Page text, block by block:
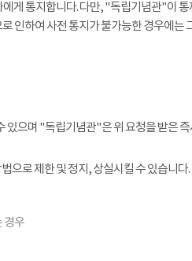
게 통지합니다. 다만, "독립기념관"이 통
인하여 사전 통지가 불가능한 경우에는
으며 "독립기념관"은 위 요청을 받은 즉
으로 제한 및 정지, 상실시킬 수 있습니다.
경우